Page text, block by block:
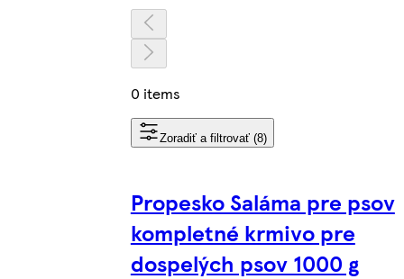
0 items
Zoradiť a filtrovať (8)
Propesko Saláma pre psov
kompletné krmivo pre
dospelých psov 1000 g